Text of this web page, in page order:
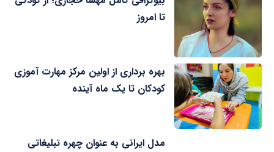
تا امروز
بهره برداری از اولین مرکز مهارت آموزی
کودکان تا یک ماه آینده
مدل ایرانی به عنوان چهره تبلیغاتی